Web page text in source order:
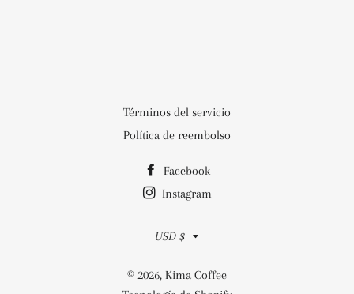
Términos del servicio
Política de reembolso
Facebook
Instagram
Moneda
USD $
© 2026, Kima Coffee